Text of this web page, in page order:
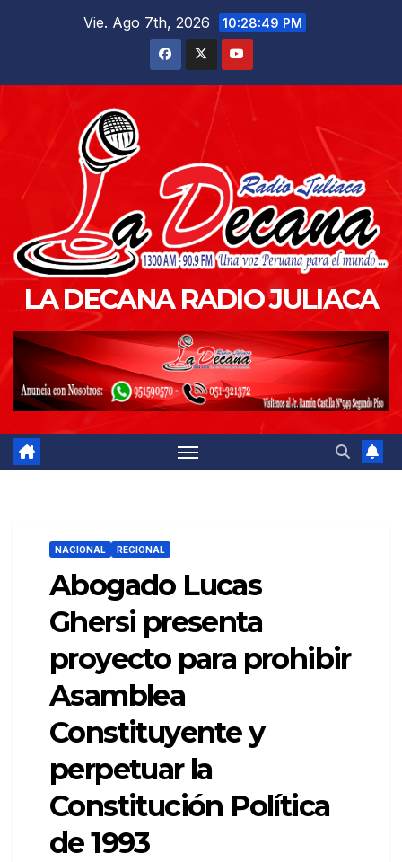
Vie. Ago 7th, 2026 10:28:51 PM
LA DECANA RADIO JULIACA
NACIONAL REGIONAL
Abogado Lucas
Ghersi presenta
proyecto para prohibir
Asamblea
Constituyente y
perpetuar la
Constitución Política
de 1993